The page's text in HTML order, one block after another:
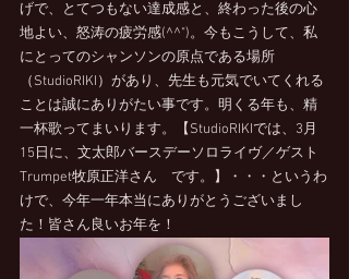
げで、とてつもない達成感と、終わった後の心
地よい、怒涛の疲労感(^^")。今もこうして、私
にとってのシャンソンの原点である場所
（StudioRIKI）があり、先生も元気でいてくれる
ことは誠にありがたい事です。明くる年も、精
一杯歌ってまいります。【StudioRIKIでは、3月
15日に、文太郎バースデーソロライヴ／ゲスト
Trumpet牧原正洋さん　です。】・・・というわ
けで、今年一年本当にありがとうございまし
た！皆さん良いお年を！